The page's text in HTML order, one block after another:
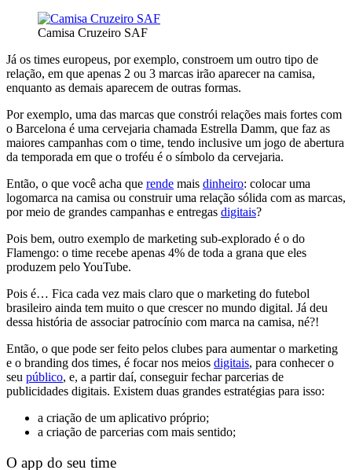
Camisa Cruzeiro SAF
Já os times europeus, por exemplo, constroem um outro tipo de
relação, em que apenas 2 ou 3 marcas irão aparecer na camisa,
enquanto as demais aparecem de outras formas.
Por exemplo, uma das marcas que constrói relações mais fortes com
o Barcelona é uma cervejaria chamada Estrella Damm, que faz as
maiores campanhas com o time, tendo inclusive um jogo de abertura
da temporada em que o troféu é o símbolo da cervejaria.
Então, o que você acha que rende mais dinheiro: colocar uma
logomarca na camisa ou construir uma relação sólida com as marcas,
por meio de grandes campanhas e entregas digitais?
Pois bem, outro exemplo de marketing sub-explorado é o do
Flamengo: o time recebe apenas 4% de toda a grana que eles
produzem pelo YouTube.
Pois é… Fica cada vez mais claro que o marketing do futebol
brasileiro ainda tem muito o que crescer no mundo digital. Já deu
dessa história de associar patrocínio com marca na camisa, né?!
Então, o que pode ser feito pelos clubes para aumentar o marketing
e o branding dos times, é focar nos meios digitais, para conhecer o
seu público, e, a partir daí, conseguir fechar parcerias de
publicidades digitais. Existem duas grandes estratégias para isso:
a criação de um aplicativo próprio;
a criação de parcerias com mais sentido;
O app do seu time